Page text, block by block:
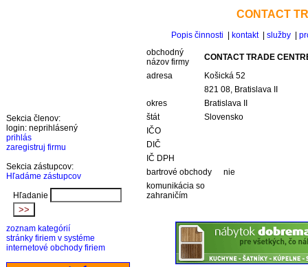
Sekcia členov:
login: neprihlásený
prihlás
zaregistruj firmu
Sekcia zástupcov:
Hľadáme zástupcov
Hľadanie
zoznam kategórií
stránky firiem v systéme
internetové obchody firiem
CONTACT
Popis činnosti kontakt| služby
obchodný
názov firmy
CONTACT TRADE
adresa
Košická 52
821 08, Bratislava II
okres
Bratislava II
štát
Slovensko
IČO
DIČ
IČ DPH
bartrové obchody
nie
komunikácia so
zahraničím